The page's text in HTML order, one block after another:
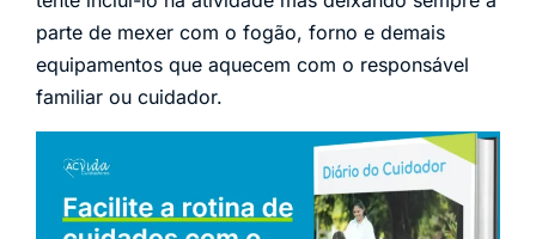
parte de mexer com o fogão, forno e demais
equipamentos que aquecem com o responsável
familiar ou cuidador.